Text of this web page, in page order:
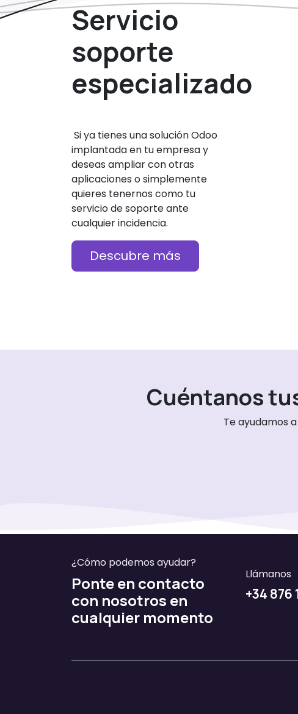
Servicio
soporte
especializado
Si ya tienes una solución Odoo
implantada en tu empresa y
deseas ampliar con otras
aplicaciones o simplemente
quieres tenernos como tu
servicio de soporte ante
cualquier incidencia.
Descubre más
Cuéntanos
Te ayudamos
¿Cómo podemos ayudar?
Ponte en contacto
con nosotros en
cualquier momento
Llámanos
​​​​+34 876